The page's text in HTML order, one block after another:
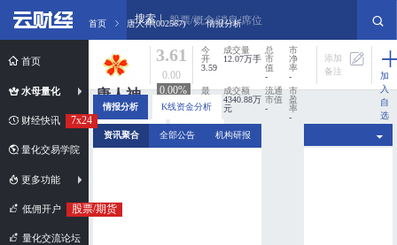
首页
水母量化
财经快讯 7x24
量化交易学院
更多功能
低佣开户 股票/期货
量化交流论坛
首页 唐人神(002567) 情报分析
搜索 股票/概念/消息/席位
唐人神
002567
市值规模：
超小盘股
3.61
0.00
0.00%
今
开
3.59
成交量
12.07万手
总
市
值
-
市
净
率
-
最
3.63
成交额
4340.88万
元
流通
市值
-
市
盈
率
-
3.56
换手率
0%
添加
备注
加
入
自
选
情报分析 K线资金分析
分时资金分析 新闻扫描
资讯聚合 全部公告 机构研报